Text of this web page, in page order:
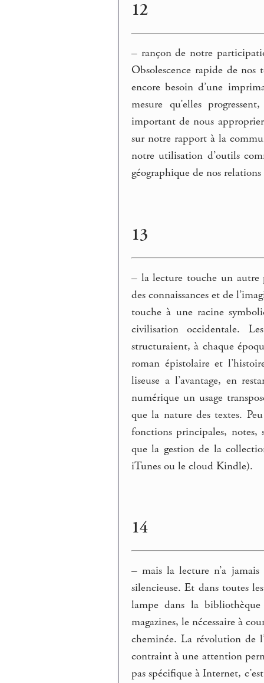
12
– rançon de notre
Obsolescence rapide de
encore besoin d’une
mesure qu’elles
important de nous
sur notre rapport à la
notre utilisation d’outils
géographique de nos
13
– la lecture touche un autre
des connaissances et de
touche à une racine
civilisation occidentale.
structuraient, à chaque
roman épistolaire et
liseuse a l’avantage, en
numérique un usage
que la nature des textes.
fonctions principales, notes,
que la gestion de la
iTunes ou le cloud Kindle).
14
– mais la lecture n’a
silencieuse. Et dans toutes
lampe dans la
magazines, le nécessaire à
cheminée. La révolution de
contraint à une attention
pas spécifique à Internet,